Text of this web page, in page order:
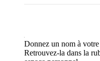
Donnez un nom à votre
Retrouvez-la dans la